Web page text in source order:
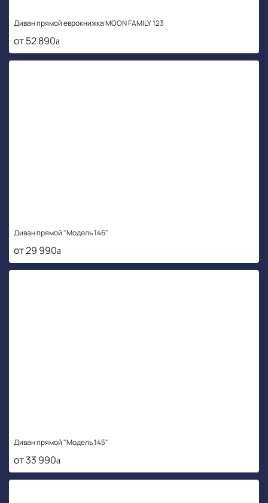
Диван прямой еврокнижка MOON FAMILY 123
от 52 890
Диван прямой "Модель 146"
от 29 990
Диван прямой "Модель 145"
от 33 990